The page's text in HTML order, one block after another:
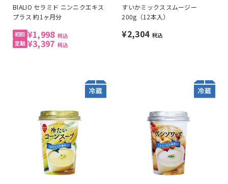
BIALIO セラミド ニンニクエキス
プラス 約1ヶ月分
¥1,998 税込
¥3,397 税込
すいかミックススムージー
200g（12本入）
¥2,304 税込